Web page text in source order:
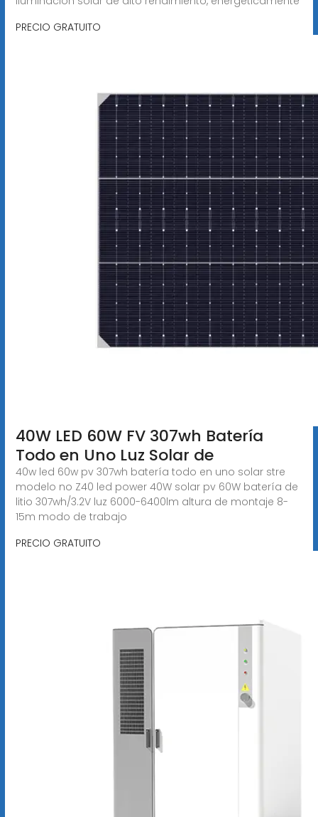
PRECIO GRATUITO
40W LED 60W FV 307wh Batería
Todo en Uno Luz Solar de
40w led 60w pv 307wh batería todo en uno solar stre
modelo no Z40 led power 40W solar pv 60W batería de
litio 307wh/3.2V luz 6000-6400lm altura de montaje 8-
15m modo de trabajo
PRECIO GRATUITO